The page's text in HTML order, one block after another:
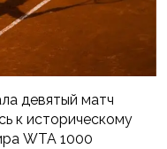
девятый матч
к историческому
WTA 1000